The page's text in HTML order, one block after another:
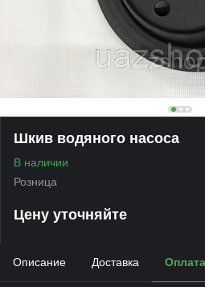
Шкив водяного насоса
В наличии
Розница
Цену уточняйте
Описание Доставка Оплата